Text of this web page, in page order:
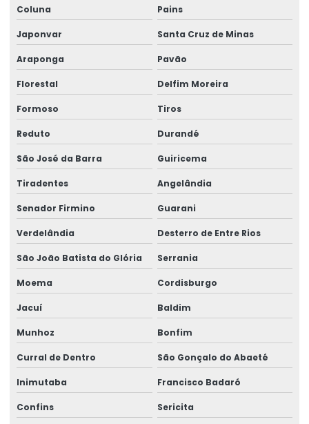
Coluna Pains
Japonvar Santa Cruz de Minas
Araponga Pavão
Florestal Delfim Moreira
Formoso Tiros
Reduto Durandé
São José da Barra Guiricema
Tiradentes Angelândia
Senador Firmino Guarani
Verdelândia Desterro de Entre Rios
São João Batista do Glória Serrania
Moema Cordisburgo
Jacuí Baldim
Munhoz Bonfim
Curral de Dentro São Gonçalo do Abaeté
Inimutaba Francisco Badaró
Confins Sericita